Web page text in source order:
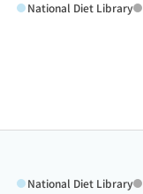
National Diet Library
National Diet Library